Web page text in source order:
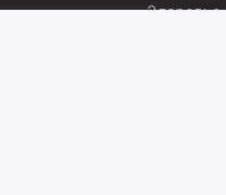
Здоровье